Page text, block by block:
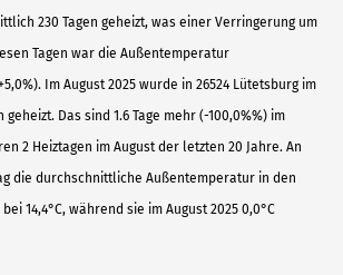
230 Tagen geheizt, was einer Verringerung um
Tagen war die Außentemperatur
Im August 2025 wurde in 26524 Lütetsburg im
Das sind 1.6 Tage mehr (-100,0%%) im
2 Heiztagen im August der letzten 20 Jahre. An
die durchschnittliche Außentemperatur in den
14,4°C, während sie im August 2025 0,0°C